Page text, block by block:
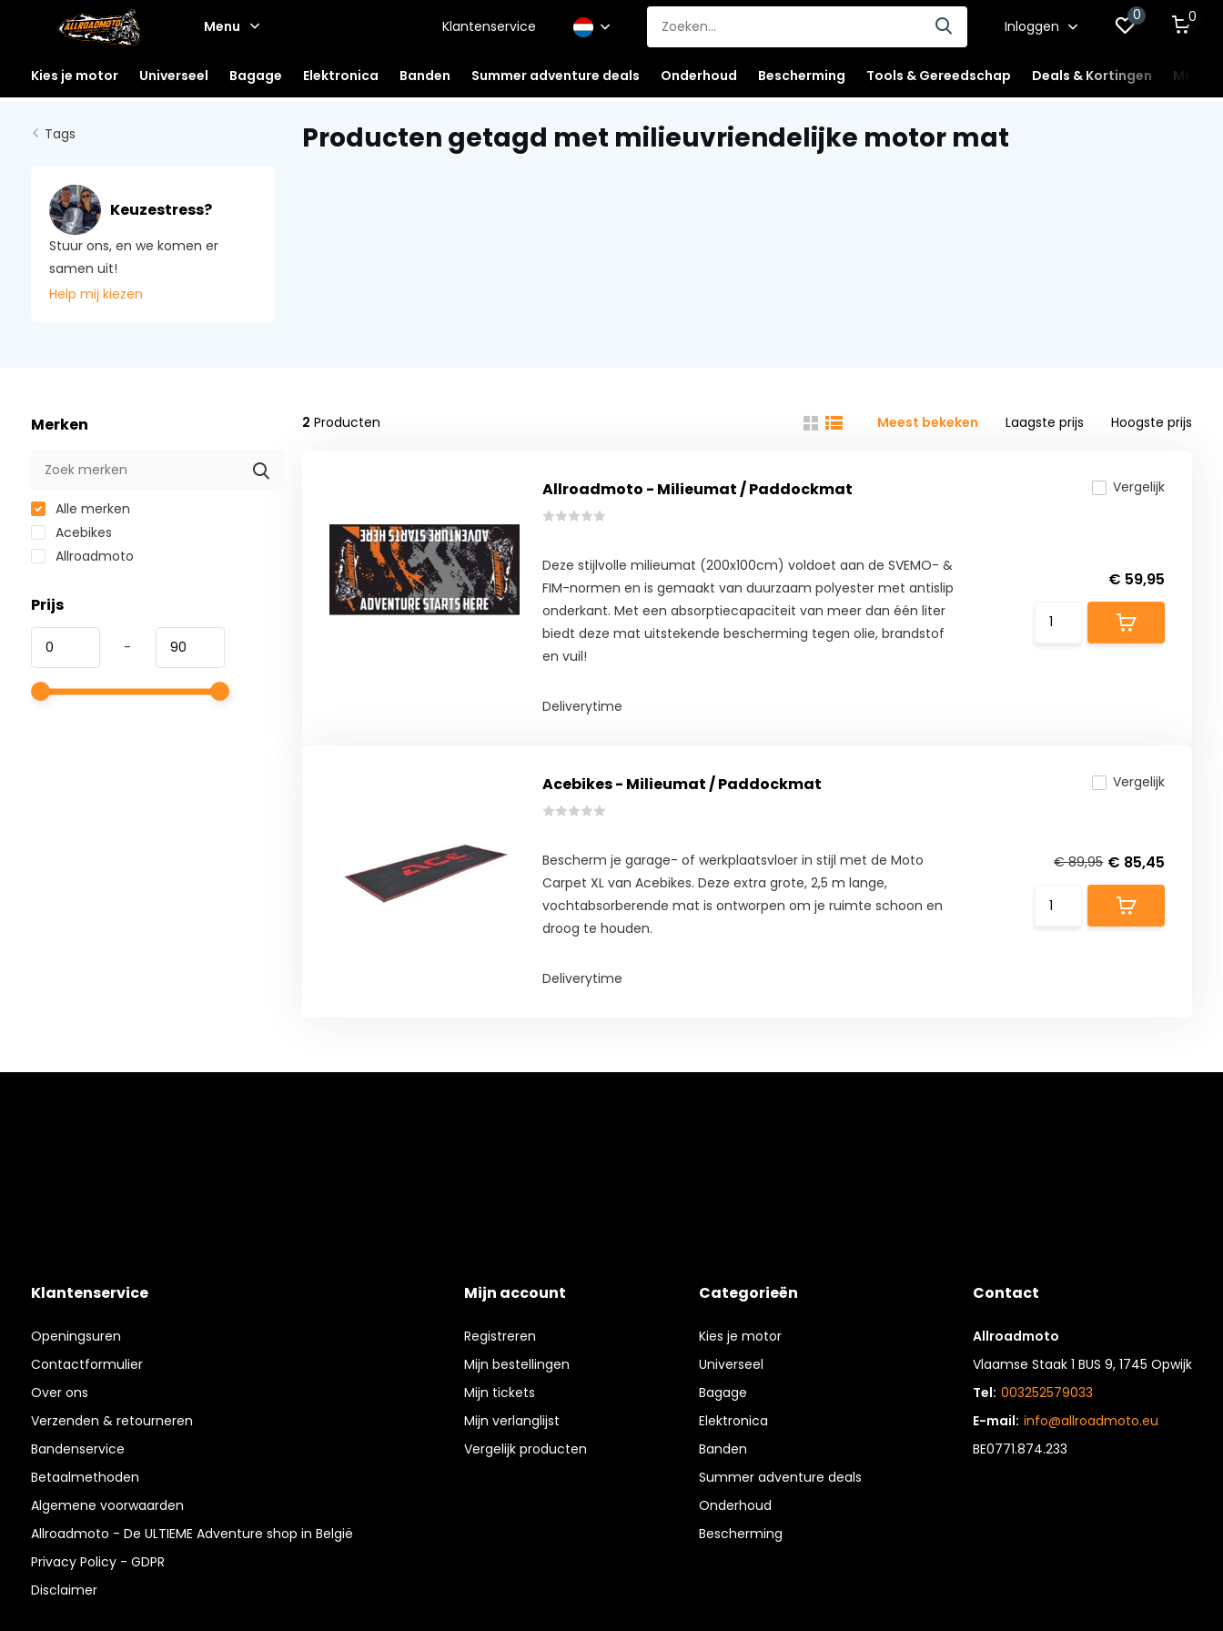
Menu Klantenservice Inloggen
0 0
Kies je motor Universeel Bagage Elektronica Banden Summer adventure deals Onderhoud Bescherming Tools & Gereedschap Deals & Kortingen
Tags
Keuzestress?
Stuur ons, en we komen er
samen uit!
Help mij kiezen
Producten getagd met milieuvriendelijke motor mat
Merken
Alle merken
Acebikes
Allroadmoto
Prijs
-
2 Producten Meest bekeken Laagste prijs Hoogste prijs
Allroadmoto - Milieumat / Paddockmat
Deze stijlvolle milieumat (200x100cm) voldoet aan de SVEMO- &
FIM-normen en is gemaakt van duurzaam polyester met antislip
onderkant. Met een absorptiecapaciteit van meer dan één liter
biedt deze mat uitstekende bescherming tegen olie, brandstof
en vuil!
Deliverytime
Vergelijk
€ 59,95
Acebikes - Milieumat / Paddockmat
Bescherm je garage- of werkplaatsvloer in stijl met de Moto
Carpet XL van Acebikes. Deze extra grote, 2,5 m lange,
vochtabsorberende mat is ontworpen om je ruimte schoon en
droog te houden.
Deliverytime
Vergelijk
€ 89,95 € 85,45
Klantenservice
Openingsuren
Contactformulier
Over ons
Verzenden & retourneren
Bandenservice
Betaalmethoden
Algemene voorwaarden
Allroadmoto - De ULTIEME Adventure shop in België
Privacy Policy - GDPR
Disclaimer
Mijn account
Registreren
Mijn bestellingen
Mijn tickets
Mijn verlanglijst
Vergelijk producten
Categorieën
Kies je motor
Universeel
Bagage
Elektronica
Banden
Summer adventure deals
Onderhoud
Bescherming
Contact
Allroadmoto
Vlaamse Staak 1 BUS 9, 1745 Opwijk
Tel: 003252579033
E-mail: info@allroadmoto.eu
BE0771.874.233